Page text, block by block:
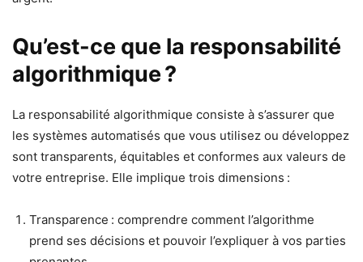
Qu’est-ce que la responsabilité
algorithmique ?
La responsabilité algorithmique consiste à s’assurer que
les systèmes automatisés que vous utilisez ou développez
sont transparents, équitables et conformes aux valeurs de
votre entreprise. Elle implique trois dimensions :
Transparence : comprendre comment l’algorithme
prend ses décisions et pouvoir l’expliquer à vos parties